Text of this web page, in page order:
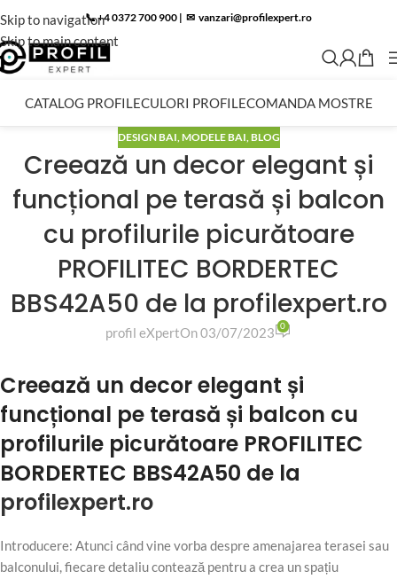
Skip to navigation
Skip to main content
📞 +4 0372 700 900 | ✉︎ vanzari@profilexpert.ro
CATALOG PROFILECULORI PROFILECOMANDA MOSTRE
DESIGN BAI,MODELE BAI,BLOG
Creează un decor elegant și
funcțional pe terasă și balcon
cu profilurile picurătoare
PROFILITEC BORDERTEC
BBS42A50 de la profilexpert.ro
profil eXpertOn 03/07/2023 0
Creează un decor elegant și
funcțional pe terasă și balcon cu
profilurile picurătoare PROFILITEC
BORDERTEC BBS42A50 de la
profilexpert.ro
Introducere: Atunci când vine vorba despre amenajarea terasei sau
balconului, fiecare detaliu contează pentru a crea un spațiu